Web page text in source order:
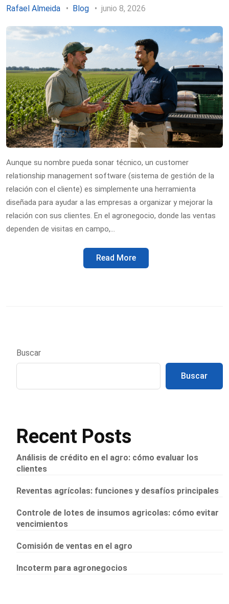
Rafael Almeida Blog junio 8, 2026
Aunque su nombre pueda sonar técnico, un customer
relationship management software (sistema de gestión de la
relación con el cliente) es simplemente una herramienta
diseñada para ayudar a las empresas a organizar y mejorar la
relación con sus clientes. En el agronegocio, donde las ventas
dependen de visitas en campo,…
Read More
Buscar
Buscar
Recent Posts
Análisis de crédito en el agro: cómo evaluar los
clientes
Reventas agrícolas: funciones y desafíos principales
Controle de lotes de insumos agricolas: cómo evitar
vencimientos
Comisión de ventas en el agro
Incoterm para agronegocios